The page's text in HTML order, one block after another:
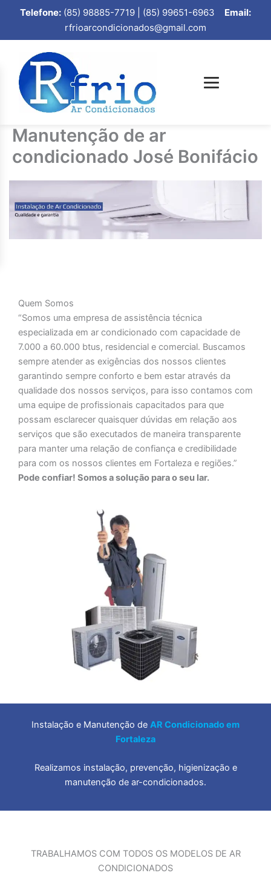
Telefone: (85) 98885-7719 | (85) 99651-6963 Email:
rfrioarcondicionados@gmail.com
Manutenção de ar
condicionado José Bonifácio
Quem Somos
“Somos uma empresa de assistência técnica
especializada em ar condicionado com capacidade de
7.000 a 60.000 btus, residencial e comercial. Buscamos
sempre atender as exigências dos nossos clientes
garantindo sempre conforto e bem estar através da
qualidade dos nossos serviços, para isso contamos com
uma equipe de profissionais capacitados para que
possam esclarecer quaisquer dúvidas em relação aos
serviços que são executados de maneira transparente
para manter uma relação de confiança e credibilidade
para com os nossos clientes em Fortaleza e regiões.”
Pode confiar! Somos a solução para o seu lar.
Instalação e Manutenção de AR Condicionado em
Fortaleza
Realizamos instalação, prevenção, higienização e
manutenção de ar-condicionados.
TRABALHAMOS COM TODOS OS MODELOS DE AR
CONDICIONADOS